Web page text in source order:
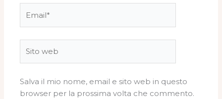
web
Salva il mio nome, email e sito web in questo
browser per la prossima volta che commento.